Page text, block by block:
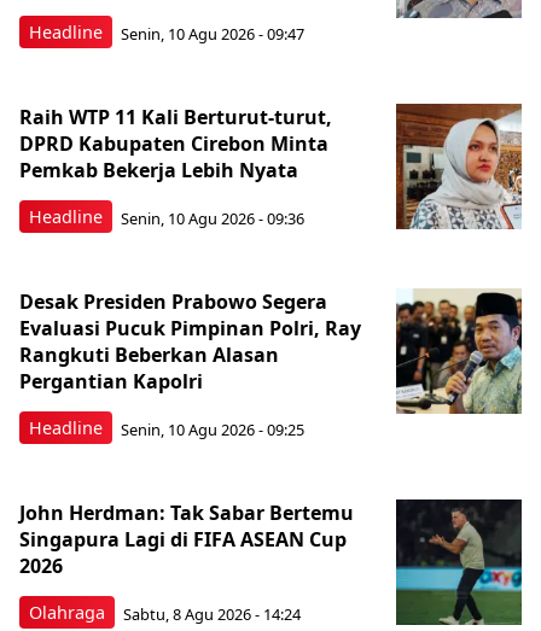
Headline Senin, 10 Agu 2026 - 09:47
Headline
Raih WTP 11 Kali Berturut-turut,
DPRD Kabupaten Cirebon Minta
Pemkab Bekerja Lebih Nyata
Senin, 10 Agu 2026 - 09:36
Headline
Desak Presiden Prabowo Segera
Evaluasi Pucuk Pimpinan Polri, Ray
Rangkuti Beberkan Alasan
Pergantian Kapolri
Senin, 10 Agu 2026 - 09:25
Olahraga
John Herdman: Tak Sabar Bertemu
Singapura Lagi di FIFA ASEAN Cup
2026
Sabtu, 8 Agu 2026 - 14:24